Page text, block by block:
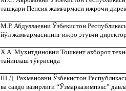
ташқари Пенсия жамғармаси ижрочи
М.Р. Абдуллаевни Ўзбекистон
йўл жамғармасининг ижро этувчи
Х.А. Мухитдиновни Тошкент ахборот
тайинлаш тўғрисида
Ш.Д. Рахмановни Ўзбекистон
ва савдо вазирлиги “Ўзмарказимпэкс”